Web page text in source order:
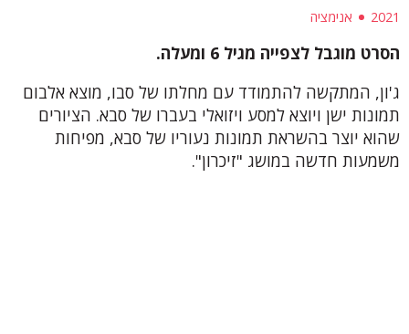
2021
אנימציה
הסרט מוגבל לצפייה מגיל 6 ומעלה.
ג'ון, המתקשה להתמודד עם מחלתו של סבו, מוצא אלבום
תמונות ישן ויוצא למסע ויזואלי בעברו של סבא. הציורים
שהוא יוצר בהשראת תמונות נעוריו של סבא, מפיחות
משמעות חדשה במושג "זיכרון".